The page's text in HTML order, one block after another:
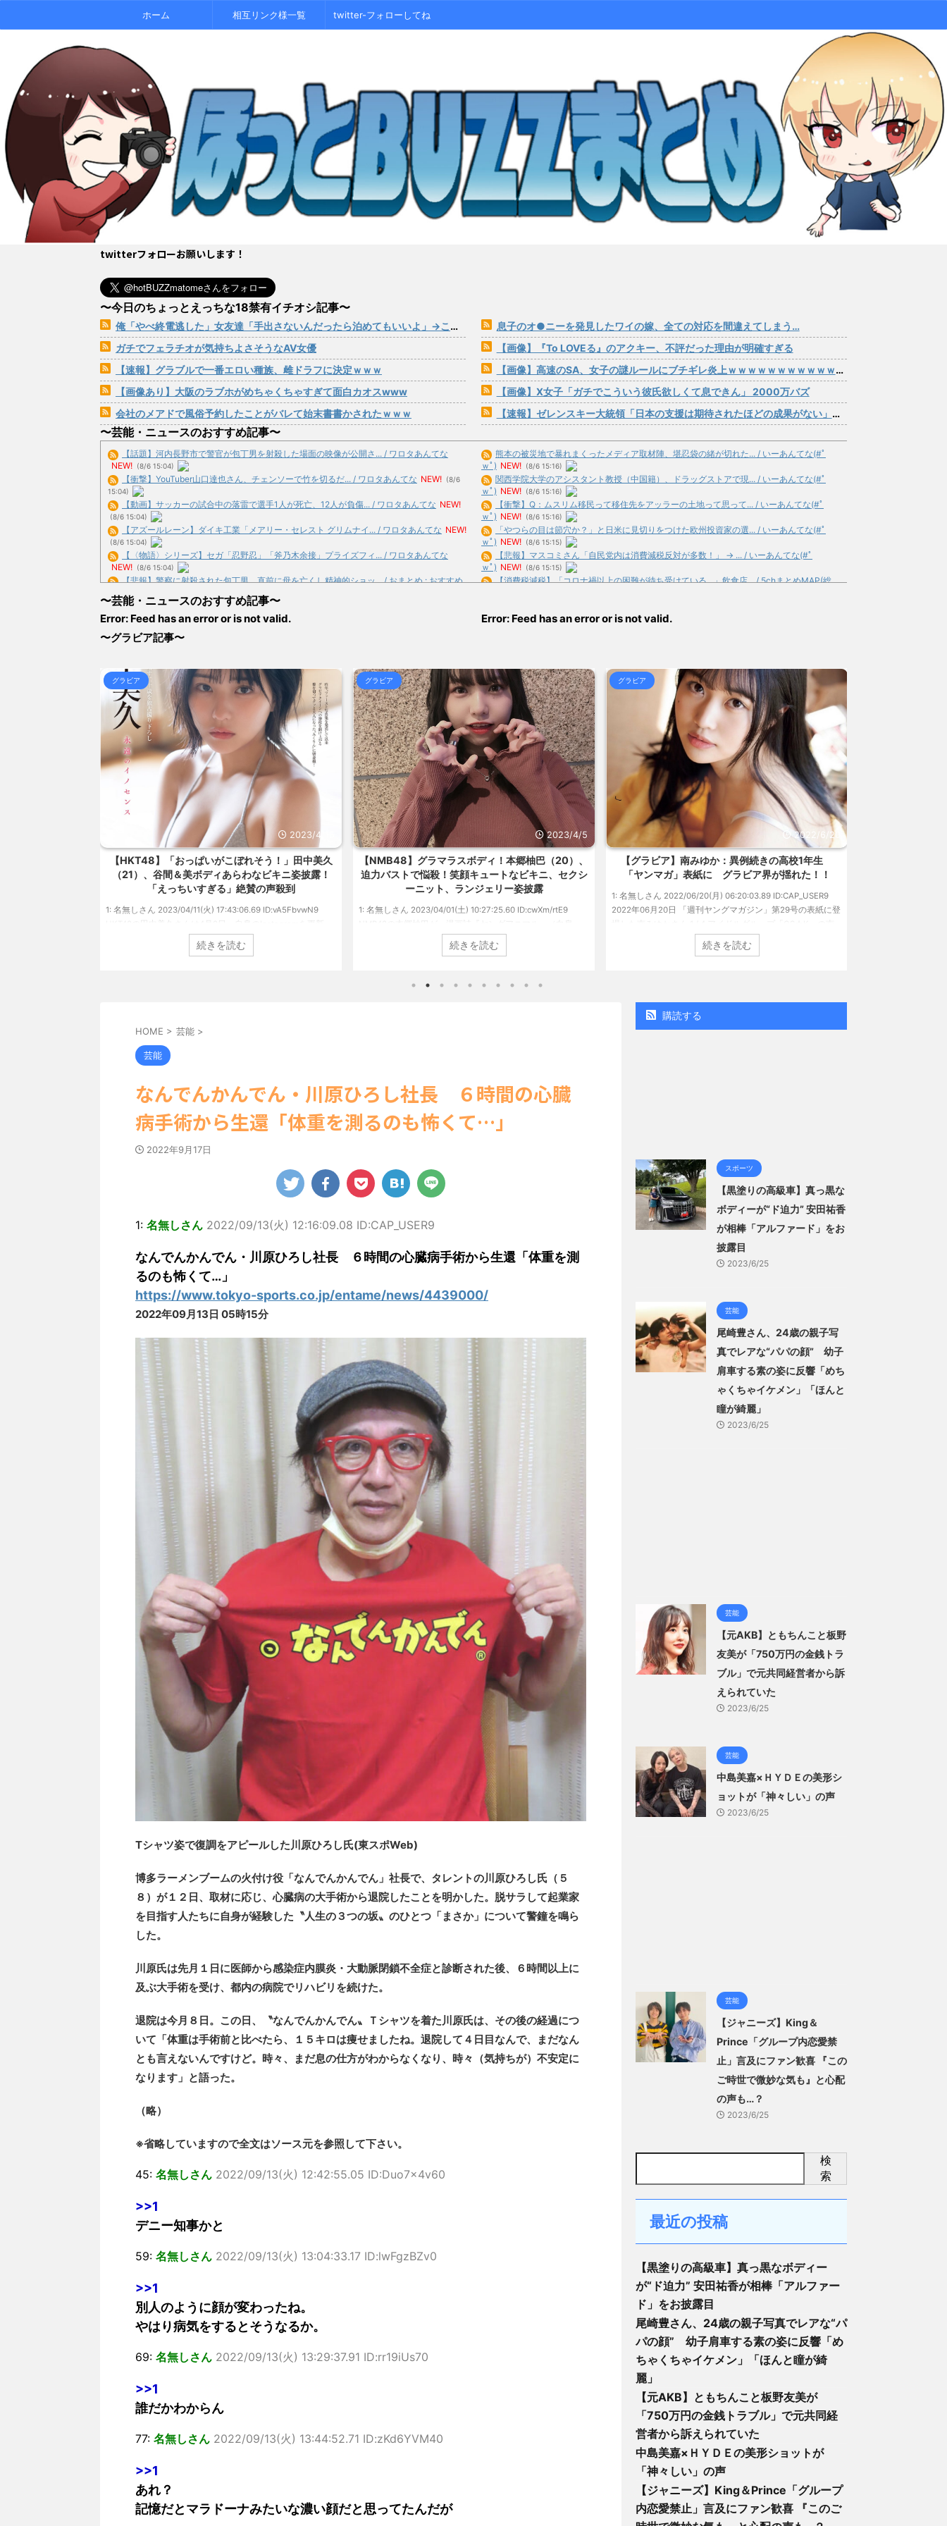
ホーム 相互リンク様一覧 twitter-フォローしてね
twitterフォローお願いします！
〜今日のちょっとえっちな18禁有イチオシ記事〜
俺「やべ終電逃した」女友達「手出さないんだったら泊めてもいいよ」→こうなるwww
ガチでフェラチオが気持ちよさそうなAV女優
【速報】グラブルで一番エロい種族、雌ドラフに決定ｗｗｗ
【画像あり】大阪のラブホがめちゃくちゃすぎて面白カオスwww
会社のメアドで風俗予約したことがバレて始末書書かされたｗｗｗ
息子のオ●ニーを発見したワイの嫁、全ての対応を間違えてしまう…
【画像】『To LOVEる』のアクキー、不評だった理由が明確すぎる
【画像】高速のSA、女子の謎ルールにブチギレ炎上ｗｗｗｗｗｗｗｗｗｗｗｗｗ
【画像】X女子「ガチでこういう彼氏欲しくて息できん」 2000万バズ
【速報】ゼレンスキー大統領「日本の支援は期待されたほどの成果がない」WWWWWWWWWWW
〜芸能・ニュースのおすすめ記事〜
【話題】河内長野市で警官が包丁男を射殺した場面の映像が公開さ... / ワロタあんてな
NEW! (8/6 15:04)
【衝撃】YouTuber山口達也さん、チェンソーで竹を切るだ... / ワロタあんてな NEW! (8/6
15:04)
【動画】サッカーの試合中の落雷で選手1人が死亡、12人が負傷... / ワロタあんてな NEW!
(8/6 15:04)
【アズールレーン】ダイキ工業「メアリー・セレスト グリムナイ... / ワロタあんてな NEW!
(8/6 15:04)
【〈物語〉シリーズ】セガ「忍野忍」「斧乃木余接」プライズフィ... / ワロタあんてな
NEW! (8/6 15:04)
【悲報】警察に射殺された包丁男、直前に母を亡くし精神的ショッ... / おまとめ : おすすめ
【戦後最長】日本、なんと74ヶ月連続で景気回復していた‥‥ / おまとめ : おすすめ
(8/6 13:51)
【正論】今の20代「タモリっておもしろくないじゃん。笑ったこ... / おまとめ : おすすめ
NEW! (8/6 13:31)
NEW!
(8/6 13:27)
彡(●)(●)「やっと服役終わったで...!性的暴行で通報し... / おまとめ : おすすめ NEW!
(8/6
13:27)
【信長の野望・新生】米問屋をどういう時にどこに建てるのかわか... / 気になるニュースま
とめアンテナ (8/29 00:02)
安倍国葬たったの2.5億円に批判してる奴らって幾らならOKな... / 気になるニュースまとめ
アンテナ (8/29 00:00)
【悲報】乃木中３０ｔｈヒット祈願が死ぬほど / 気になるニュースまとめアンテナ (8/29
00:00)
【モバマスSS】志希「苺の美味しい食べ方。そして雪美と食べる... / 気になるニュースま
とめアンテナ
(8/29 00:00)
【速報】スプラトゥーン公式、謝罪 / 気になるニュースまとめアンテナ (8/28 23:50)
Powered by livedoor 相互RSS
熊本の被災地で暴れまくったメディア取材陣、堪忍袋の緒が切れた... / いーあんてな(#ﾟ
ｗﾟ) NEW! (8/6 15:16)
関西学院大学のアシスタント教授（中国籍）、ドラッグストアで現... / いーあんてな(#ﾟ
ｗﾟ) NEW! (8/6 15:16)
【衝撃】Q：ムスリム移民って移住先をアッラーの土地って思って... / いーあんてな(#ﾟ
ｗﾟ) NEW! (8/6 15:16)
「やつらの目は節穴か？」と日米に見切りをつけた欧州投資家の選... / いーあんてな(#ﾟ
ｗﾟ) NEW! (8/6 15:15)
【悲報】マスコミさん「自民党内は消費減税反対が多数！」 → ... / いーあんてな(#ﾟ
ｗﾟ) NEW! (8/6 15:15)
【消費税減税】「コロナ禍以上の困難が待ち受けている…」飲食店... / 5chまとめMAP(総
合) NEW! (8/6 14:49)
合) NEW! (8/6 14:19)
【悲報】ワールドトリガーのストーリー、もう誰も覚えてない / 5chまとめMAP(総
合) NEW! (8/6 14:17)
海外「日本よ、お前がナンバーワンだ」 熊本地震直後の日本の対... / にゅーすなう！ まと
めアンテナ
(7/30 22:36)
【画像】おまえらこういう地雷系の女子高生って好きじゃないの？ / にゅーすなう！ まと
めアンテナ (7/30 22:26)
【為替相場】為替介入により一時1ドル157円台 しかし戻しも... / にゅーすなう！ まとめ
アンテナ
(7/30 22:16)
勇気を出して白人美女にチン凸したアジア人短小男♂、爆笑されて... / にゅーすなう！ ま
とめアンテナ
(7/30 22:06)
海外「日本よ、お前がナンバーワンだ」 熊本地震直後の日本の対... / にゅーすなう！ まと
(7/30 21:56)
Powered by livedoor 相互RSS
〜芸能・ニュースのおすすめ記事〜
Error: Feed has an error or is not valid.
Error: Feed has an error or is not valid.
〜グラビア記事〜
グラビア
2023/4/15
【HKT48】「おっぱいがこぼれそう！」田中美久
（21）、谷間＆美ボディあらわなビキニ姿披露！
「えっちいすぎる」絶賛の声殺到
1: 名無しさん 2023/04/11(火) 17:43:06.69 ID:vA5FbvwN9
HKT48の田中美久さんは4月8日、自身のInstagramを更新。
美しいボディがあらわになったビキニ姿を披露しました。
「素敵な表情」「セクシーで綺麗」 田中さんは桜の花びらの
続きを読む
グラビア
2023/4/5
【NMB48】グラマラスボディ！本郷柚巴（20）、
迫力バストで悩殺！笑顔キュートなビキニ、セクシ
ーニット、ランジェリー姿披露
1: 名無しさん 2023/04/01(土) 10:27:25.60 ID:cwXm/rtE9
社）のウェブサイト『ヤングアニマルWeb』のグラビアに初
登場した。 グラマラスなボディを武器に、グラビア界を席巻
続きを読む
グラビア
2022/6/20
【グラビア】南みゆか：異例続きの高校1年生
「ヤンマガ」表紙に グラビア界が揺れた！！
1: 名無しさん 2022/06/20(月) 06:20:03.89 ID:CAP_USER9
2022年06月20日 「週刊ヤングマガジン」第29号の表紙に登
みゆかさんが、6月20日発売のマンガ誌「週刊ヤングマガジ
ン」（講談社）第29号の表紙に登場した。 南さんは2005年
続きを読む
HOME > 芸能 >
芸能
なんでんかんでん・川原ひろし社長 ６時間の心臓
病手術から生還「体重を測るのも怖くて…」
2022年9月17日
1: 名無しさん 2022/09/13(火) 12:16:09.08 ID:CAP_USER9
なんでんかんでん・川原ひろし社長 ６時間の心臓病手術から生還「体重を測
るのも怖くて…」
https://www.tokyo-sports.co.jp/entame/news/4439000/
2022年09月13日 05時15分
Tシャツ姿で復調をアピールした川原ひろし氏(東スポWeb)
博多ラーメンブームの火付け役「なんでんかんでん」社長で、タレントの川原ひろし氏（５
８）が１２日、取材に応じ、心臓病の大手術から退院したことを明かした。脱サラして起業家
を目指す人たちに自身が経験した〝人生の３つの坂〟のひとつ「まさか」について警鐘を鳴ら
した。
川原氏は先月１日に医師から感染症内膜炎・大動脈閉鎖不全症と診断された後、６時間以上に
及ぶ大手術を受け、都内の病院でリハビリを続けた。
退院は今月８日。この日、〝なんでんかんでん〟Ｔシャツを着た川原氏は、その後の経過につ
いて「体重は手術前と比べたら、１５キロは痩せましたね。退院して４日目なんで、まだなん
とも言えないんですけど。時々、まだ息の仕方がわからなくなり、時々（気持ちが）不安定に
なります」と語った。
（略）
※省略していますので全文はソース元を参照して下さい。
45: 名無しさん 2022/09/13(火) 12:42:55.05 ID:Duo7x4v60
>>1
デニー知事かと
59: 名無しさん 2022/09/13(火) 13:04:33.17 ID:lwFgzBZv0
>>1
別人のように顔が変わったね。
やはり病気をするとそうなるか。
69: 名無しさん 2022/09/13(火) 13:29:37.91 ID:rr19iUs70
>>1
誰だかわからん
77: 名無しさん 2022/09/13(火) 13:44:52.71 ID:zKd6YVM40
>>1
あれ？
記憶だとマラドーナみたいな濃い顔だと思ってたんだが
購読する
スポーツ
【黒塗りの高級車】真っ黒な
ボディーが“ド迫力” 安田祐香
が相棒「アルファード」をお
披露目
2023/6/25
芸能
尾崎豊さん、24歳の親子写
真でレアな“パパの顔” 幼子
肩車する素の姿に反響「めち
ゃくちゃイケメン」「ほんと
瞳が綺麗」
2023/6/25
芸能
【元AKB】ともちんこと板野
友美が「750万円の金銭トラ
ブル」で元共同経営者から訴
えられていた
2023/6/25
芸能
中島美嘉×ＨＹＤＥの美形シ
ョットが「神々しい」の声
2023/6/25
芸能
【ジャニーズ】King＆
Prince「グループ内恋愛禁
止」言及にファン歓喜 『この
ご時世で微妙な気も』と心配
の声も…？
2023/6/25
検
索
最近の投稿
【黒塗りの高級車】真っ黒なボディー
が“ド迫力” 安田祐香が相棒「アルファー
ド」をお披露目
尾崎豊さん、24歳の親子写真でレアな“パ
パの顔” 幼子肩車する素の姿に反響「め
ちゃくちゃイケメン」「ほんと瞳が綺
麗」
【元AKB】ともちんこと板野友美が
「750万円の金銭トラブル」で元共同経
営者から訴えられていた
中島美嘉×ＨＹＤＥの美形ショットが
「神々しい」の声
【ジャニーズ】King＆Prince「グループ
内恋愛禁止」言及にファン歓喜 『このご